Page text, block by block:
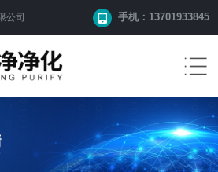
欢迎访问上海沪净医疗器械有限公司网站！ 手机：13701933845